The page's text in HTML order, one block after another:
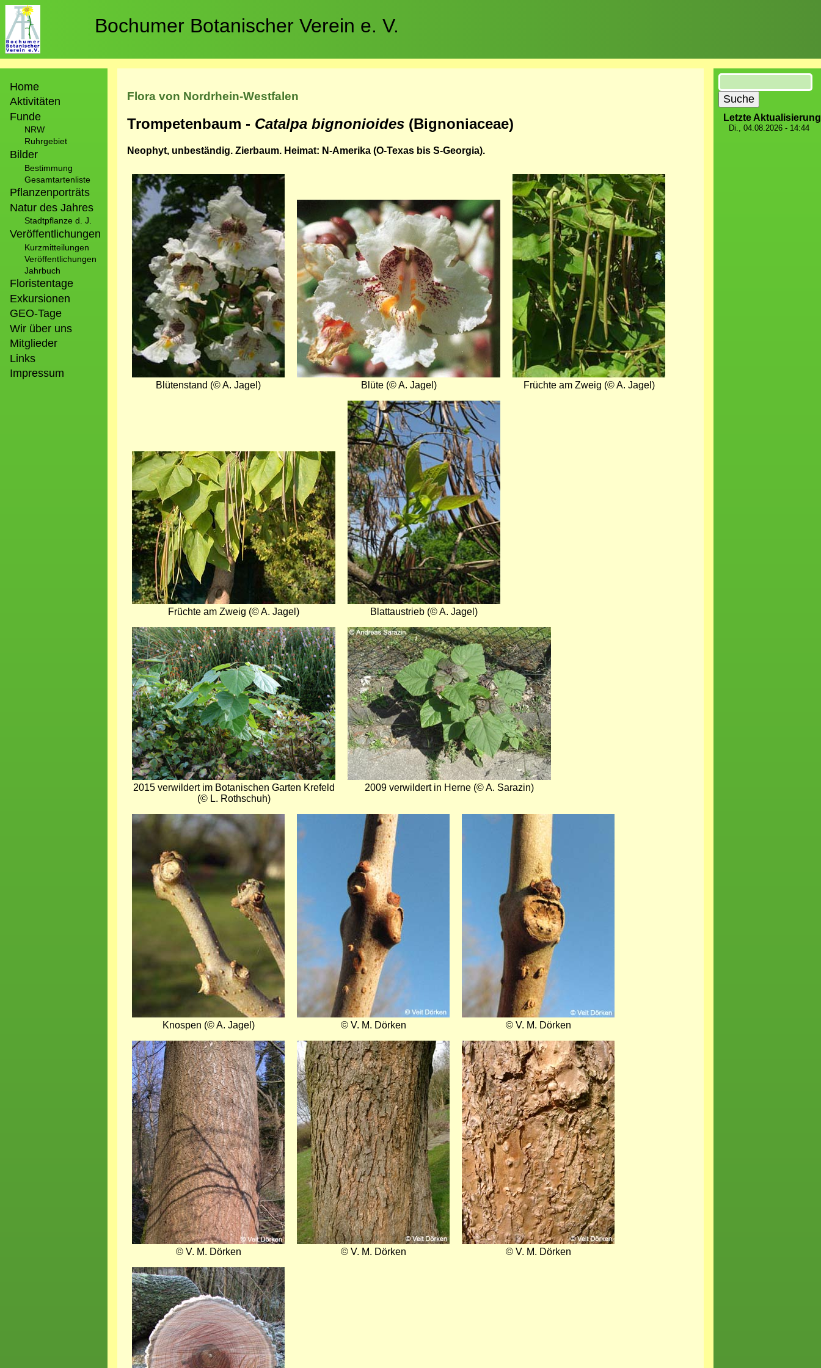
Direkt
zum
Inhalt
Bochumer Botanischer Verein e. V.
Home
Aktivitäten
Funde
NRW
Ruhrgebiet
Bilder
Bestimmung
Gesamtartenliste
Pflanzenporträts
Natur des Jahres
Stadtpflanze d. J.
Veröffentlichungen
Kurzmitteilungen
Veröffentlichungen
Jahrbuch
Floristentage
Exkursionen
GEO-Tage
Wir über uns
Mitglieder
Links
Impressum
Flora von Nordrhein-Westfalen
Trompetenbaum - Catalpa bignonioides (Bignoniaceae)
Neophyt, unbeständig. Zierbaum. Heimat: N-Amerika (O-Texas bis S-Georgia).
Bild
Blütenstand (© A. Jagel) Blüte (© A. Jagel)
Bild
Früchte am Zweig (© A. Jagel)
Bild
Früchte am Zweig (© A. Jagel)
Bild
Blattaustrieb (© A. Jagel)
Bild
2015 verwildert im Botanischen Garten Krefeld
(© L. Rothschuh)
Bild
2009 verwildert in Herne (© A. Sarazin)
Bild
Knospen (© A. Jagel) © V. M. Dörken
© V. M. Dörken
Bild
© V. M. Dörken
Bild
© V. M. Dörken
Bild
© V. M. Dörken
Bild
Suche
Letzte Aktualisierung
Di., 04.08.2026 - 14:44